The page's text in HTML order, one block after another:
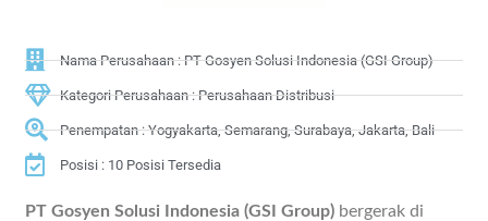
Nama Perusahaan : PT Gosyen Solusi Indonesia (GSI Group)
Kategori Perusahaan : Perusahaan Distribusi
Penempatan : Yogyakarta, Semarang, Surabaya, Jakarta, Bali
Posisi : 10 Posisi Tersedia
PT Gosyen Solusi Indonesia (GSI Group) bergerak di